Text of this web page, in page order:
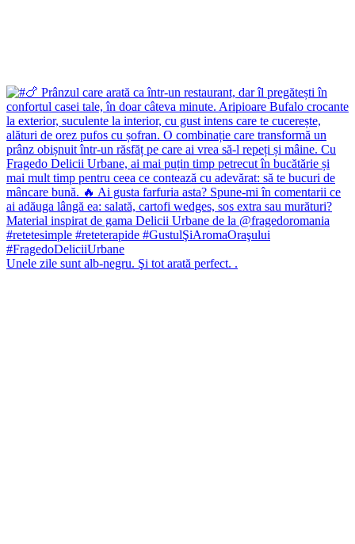
Unele zile sunt alb-negru. Şi tot arată perfect. .